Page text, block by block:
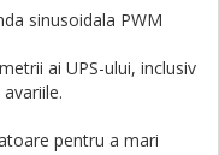
sinusoidala PWM
ai UPS-ului, inclusiv
pentru a mari